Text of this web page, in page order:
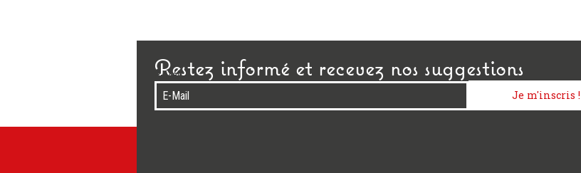
Restez informé et recevez nos suggestions
E-Mail
Je m'inscris !